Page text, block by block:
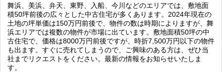
舞浜、美浜、弁天、東野、入船、今川などのエリアでは、敷地面
積50坪前後の広々とした中古住宅が多くあります。2024年現在の
土地の坪単価は150万円前後で、物件の数は時期によりますが、舞
浜エリアでは複数の物件が市場に出ています。敷地面積50坪の中
古住宅で、価格は8000万円前後ですが、時折7,500万円以下の物件
も出ます。すぐに売れてしまうので、ご興味のある方は、ぜひ当
社までリクエストをください。最新の情報をお知らせいたしま
す。